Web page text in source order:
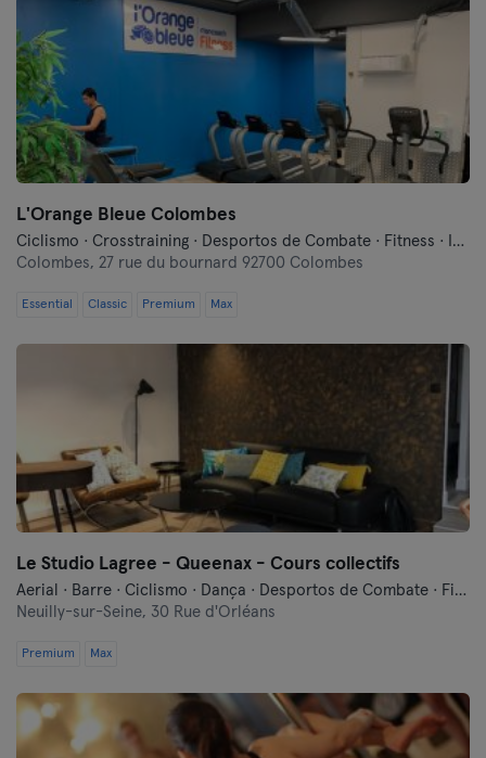
L'Orange Bleue Colombes
Ciclismo · Crosstraining · Desportos de Combate · Fitness · Indoor Cycling · Relaxamento · Treinos Funcionais
Colombes, 27 rue du bournard 92700 Colombes
Essential Classic Premium Max
Le Studio Lagree - Queenax - Cours collectifs
Aerial · Barre · Ciclismo · Dança · Desportos de Combate · Fitness · Indoor Cycling · Pilates · Relaxamento · Treino Militar · Treinos Funcionais · Yoga
Neuilly-sur-Seine, 30 Rue d'Orléans
Premium Max